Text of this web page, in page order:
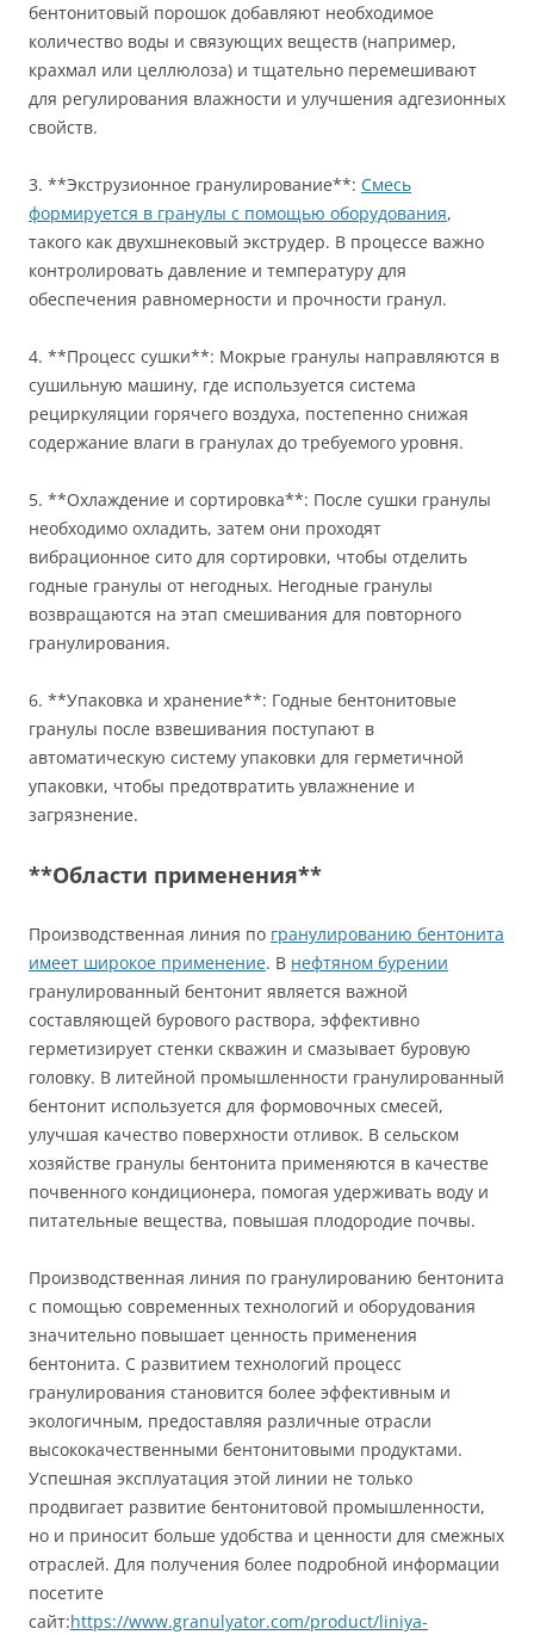
бентонитовый порошок добавляют необходимое
количество воды и связующих веществ (например,
крахмал или целлюлоза) и тщательно перемешивают
для регулирования влажности и улучшения адгезионных
свойств.
3. **Экструзионное гранулирование**: Смесь
формируется в гранулы с помощью оборудования,
такого как двухшнековый экструдер. В процессе важно
контролировать давление и температуру для
обеспечения равномерности и прочности гранул.
4. **Процесс сушки**: Мокрые гранулы направляются в
сушильную машину, где используется система
рециркуляции горячего воздуха, постепенно снижая
содержание влаги в гранулах до требуемого уровня.
5. **Охлаждение и сортировка**: После сушки гранулы
необходимо охладить, затем они проходят
вибрационное сито для сортировки, чтобы отделить
годные гранулы от негодных. Негодные гранулы
возвращаются на этап смешивания для повторного
гранулирования.
6. **Упаковка и хранение**: Годные бентонитовые
гранулы после взвешивания поступают в
автоматическую систему упаковки для герметичной
упаковки, чтобы предотвратить увлажнение и
загрязнение.
**Области применения**
Производственная линия по гранулированию бентонита
имеет широкое применение. В нефтяном бурении
гранулированный бентонит является важной
составляющей бурового раствора, эффективно
герметизирует стенки скважин и смазывает буровую
головку. В литейной промышленности гранулированный
бентонит используется для формовочных смесей,
улучшая качество поверхности отливок. В сельском
хозяйстве гранулы бентонита применяются в качестве
почвенного кондиционера, помогая удерживать воду и
питательные вещества, повышая плодородие почвы.
Производственная линия по гранулированию бентонита
с помощью современных технологий и оборудования
значительно повышает ценность применения
бентонита. С развитием технологий процесс
гранулирования становится более эффективным и
экологичным, предоставляя различные отрасли
высококачественными бентонитовыми продуктами.
Успешная эксплуатация этой линии не только
продвигает развитие бентонитовой промышленности,
но и приносит больше удобства и ценности для смежных
отраслей. Для получения более подробной информации
посетите
сайт:https://www.granulyator.com/product/liniya-